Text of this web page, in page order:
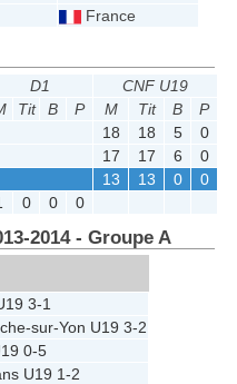
France
D1
CNF U19
Tit B P M Tit B
P
18 18 5
0
17 17 6
0
13 13 0
0
0 0 0
2014 - Groupe A
3-1
sur-Yon U19 3-2
0-5
U19 1-2